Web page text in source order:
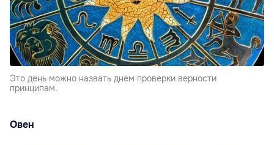
Это день можно назвать днем проверки верности
принципам.
Овен